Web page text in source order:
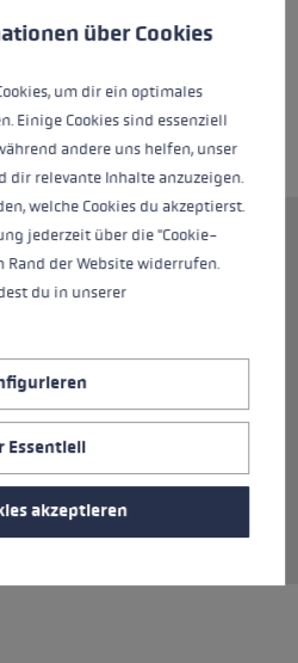
3D ist der ideale
Skifahrer, die
spüren möchten.
deine Hände und
warm. Die Mischung aus
macht den Handschuh
Durch
Nash an der
Grip und den Stock
immer
über Cookies
um dir ein optimales
Einige Cookies sind essenziell
andere uns helfen, unser
dir relevante Inhalte anzuzeigen.
welche Cookies du akzeptierst.
jederzeit über die "Cookie-
der Website widerrufen.
du in unserer
Essentiell
akzeptieren